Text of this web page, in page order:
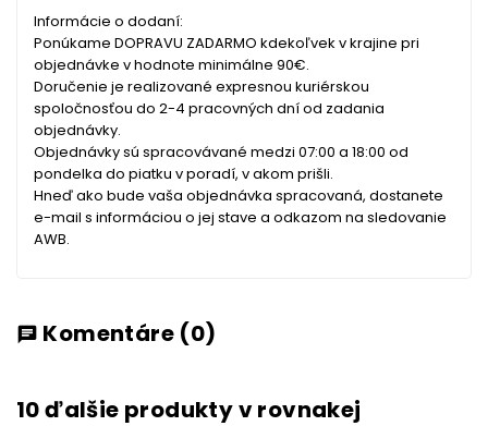
Informácie o dodaní:
Ponúkame DOPRAVU ZADARMO kdekoľvek v krajine pri
objednávke v hodnote minimálne 90€.
Doručenie je realizované expresnou kuriérskou
spoločnosťou do 2-4 pracovných dní od zadania
objednávky.
Objednávky sú spracovávané medzi 07:00 a 18:00 od
pondelka do piatku v poradí, v akom prišli.
Hneď ako bude vaša objednávka spracovaná, dostanete
e-mail s informáciou o jej stave a odkazom na sledovanie
AWB.
chat Komentáre (0)
10 ďalšie produkty v rovnakej